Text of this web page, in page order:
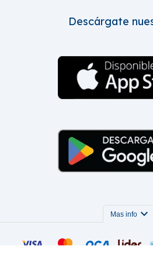
Descárgate
Mas info expand_more